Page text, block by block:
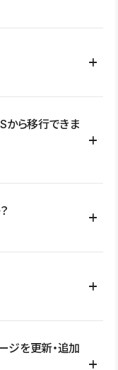
採用サイト、ブロ
紹介サイト、ポートフ
から移行できま
整理したうえで、
の場合は、
るわけではないた
、URL・リダイレク
門での運用、権限管
携など、個別の要件が
用数の上限、権限
詳しくは料金プランペ
ジを更新・追加